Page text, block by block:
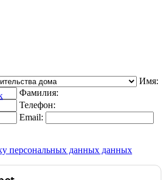
Имя:
Фамилия:
Телефон:
Email:
персональных данных данных